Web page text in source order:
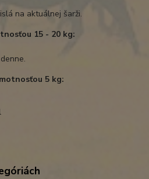
na aktuálnej šarži.
15 - 20 kg:
5 kg: